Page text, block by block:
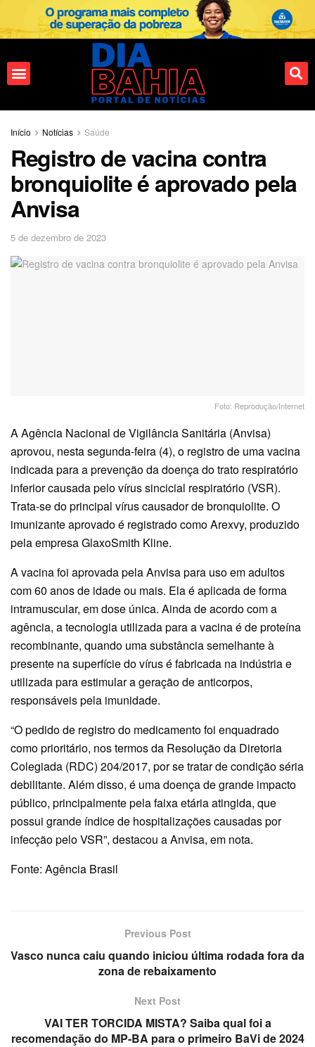
Início Notícias Saúde
Registro de vacina contra
bronquiolite é aprovado pela
Anvisa
5 de dezembro de 2023
Foto: Reprodução/Internet
A Agência Nacional de Vigilância Sanitária (Anvisa)
aprovou, nesta segunda-feira (4), o registro de uma vacina
indicada para a prevenção da doença do trato respiratório
inferior causada pelo vírus sincicial respiratório (VSR).
Trata-se do principal vírus causador de bronquiolite. O
imunizante aprovado é registrado como Arexvy, produzido
pela empresa GlaxoSmith Kline.
A vacina foi aprovada pela Anvisa para uso em adultos
com 60 anos de idade ou mais. Ela é aplicada de forma
intramuscular, em dose única. Ainda de acordo com a
agência, a tecnologia utilizada para a vacina é de proteína
recombinante, quando uma substância semelhante à
presente na superfície do vírus é fabricada na indústria e
utilizada para estimular a geração de anticorpos,
responsáveis pela imunidade.
“O pedido de registro do medicamento foi enquadrado
como prioritário, nos termos da Resolução da Diretoria
Colegiada (RDC) 204/2017, por se tratar de condição séria
debilitante. Além disso, é uma doença de grande impacto
público, principalmente pela faixa etária atingida, que
possui grande índice de hospitalizações causadas por
infecção pelo VSR”, destacou a Anvisa, em nota.
Fonte: Agência Brasil
Previous Post
Vasco nunca caiu quando iniciou última rodada fora da
zona de rebaixamento
Next Post
VAI TER TORCIDA MISTA? Saiba qual foi a
recomendação do MP-BA para o primeiro BaVi de 2024